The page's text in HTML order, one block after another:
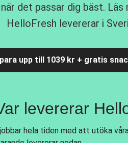
det passar dig bäst. Läs
HelloFresh levererar i
upp till 1039 kr + gratis
levererar
hela tiden med att utöka